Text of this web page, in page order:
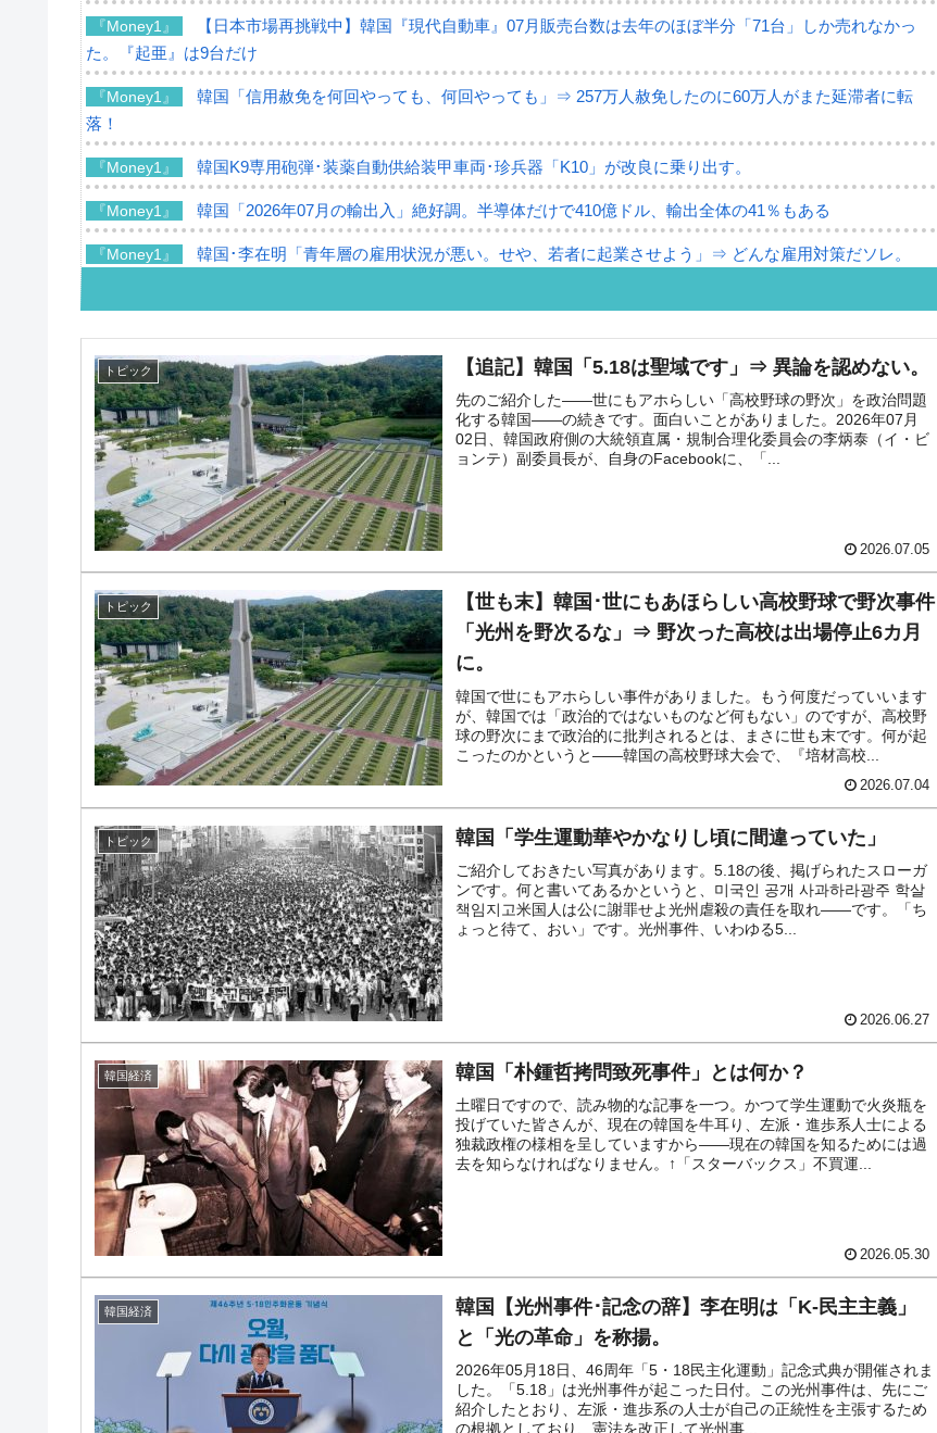
『Money1』
【日本市場再挑戦中】韓国『現代自動車』07月販売台数は去年のほぼ半分「71台」しか売れなかっ
た。『起亜』は9台だけ
『Money1』
韓国「信用赦免を何回やっても、何回やっても」⇒ 257万人赦免したのに60万人がまた延滞者に転
落！
『Money1』 韓国K9専用砲弾･装薬自動供給装甲車両･珍兵器「K10」が改良に乗り出す。
『Money1』 韓国「2026年07月の輸出入」絶好調。半導体だけで410億ドル、輸出全体の41％もある
『Money1』 韓国･李在明「青年層の雇用状況が悪い。せや、若者に起業させよう」⇒ どんな雇用対策だソレ。
『Money1』 韓国「ここは北朝鮮なのか。選管がサーバーにウソのデータを入力したのは明白だ」
『Money1』 韓国･李在明さっそく不動産対策で浅薄な発言。
『Money1』 韓国は「中国と同じく」投資に不適格な国だ。
『Money1』 『韓国銀行』が「金の保有量を増やします」⇒「金を経由するドル入手」手段ではないのか？
『Money1』 韓国･外為取引量「1日当たり1,214.4億ドル」まで拡大 ⇒ 海外資金の動きに強く左右される状態
『Money1』
韓国大統領府ボンクラ政策室長が告発された ⇒ 国家が行った恐るべき株価操作であり、空前の国政壟
断
『Money1』 韓国･警察職員が「丸刈りになって抗議活動」
『Money1』 中国だけが鉄鋼輸出を異常増加させる ⇒ 中国の過剰生産が世界を蝕む。
『Money1』 韓国製造業「半導体絶好調」のウラで他業種は全般的「不調」⇒ PSIが示す現況は決して良くない。
『Money1』 韓国で猛暑。南東部では干ばつ
『Money1』 韓国型イージス搭載の次世代駆逐艦「KDDX」1番艦、2032年竣工と公示
『Money1』 【対日本円】ウォン安が急進！ 日米の協調に韓国がいっちょがみしたのでは。
トピック 【追記】韓国「5.18は聖域です」⇒ 異論を認めない。
先のご紹介した――世にもアホらしい「高校野球の野次」を政治問題
化する韓国――の続きです。面白いことがありました。2026年07月
02日、韓国政府側の大統領直属・規制合理化委員会の李炳泰（イ・ビ
ョンテ）副委員長が、自身のFacebookに、「...
2026.07.05
トピック
【世も末】韓国･世にもあほらしい高校野球で野次事件
「光州を野次るな」⇒ 野次った高校は出場停止6カ月
に。
韓国で世にもアホらしい事件がありました。もう何度だっていいます
が、韓国では「政治的ではないものなど何もない」のですが、高校野
球の野次にまで政治的に批判されるとは、まさに世も末です。何が起
こったのかというと――韓国の高校野球大会で、『培材高校...
2026.07.04
トピック 韓国「学生運動華やかなりし頃に間違っていた」
ご紹介しておきたい写真があります。5.18の後、掲げられたスローガ
ンです。何と書いてあるかというと、미국인 공개 사과하라광주 학살
책임지고米国人は公に謝罪せよ光州虐殺の責任を取れ――です。「ち
ょっと待て、おい」です。光州事件、いわゆる5...
2026.06.27
韓国経済 韓国「朴鍾哲拷問致死事件」とは何か？
土曜日ですので、読み物的な記事を一つ。かつて学生運動で火炎瓶を
投げていた皆さんが、現在の韓国を牛耳り、左派・進歩系人士による
独裁政権の様相を呈していますから――現在の韓国を知るためには過
去を知らなければなりません。↑「スターバックス」不買運...
2026.05.30
韓国経済
韓国【光州事件･記念の辞】李在明は「K-民主主義」
と「光の革命」を称揚。
2026年05月18日、46周年「5・18民主化運動」記念式典が開催されま
した。「5.18」は光州事件が起こった日付。この光州事件は、先にご
紹介したとおり、左派・進歩系の人士が自己の正統性を主張するため
の根拠としており、憲法を改正して光州事...